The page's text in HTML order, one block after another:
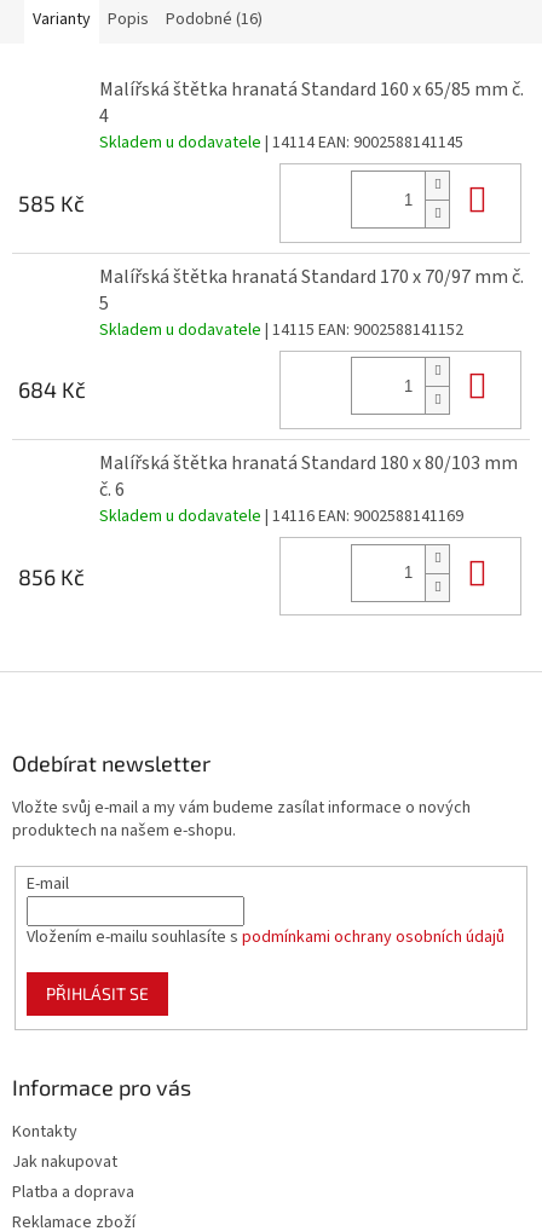
Varianty Popis Podobné (16)
Malířská štětka hranatá Standard 160 x 65/85 mm č.
4
Skladem u dodavatele | 14114EAN: 9002588141145
585 Kč
Malířská štětka hranatá Standard 170 x 70/97 mm č.
5
Skladem u dodavatele | 14115 EAN: 9002588141152
684 Kč
Malířská štětka hranatá Standard 180 x 80/103 mm
č. 6
Skladem u dodavatele | 14116EAN: 9002588141169
856 Kč
Odebírat newsletter
Vložte svůj e-mail a my vám budeme zasílat informace o nových
produktech na našem e-shopu.
E-mail
Vložením e-mailu souhlasíte s podmínkami ochrany osobních údajů
PŘIHLÁSIT SE
Informace pro vás
Kontakty
Jak nakupovat
Platba a doprava
Reklamace zboží